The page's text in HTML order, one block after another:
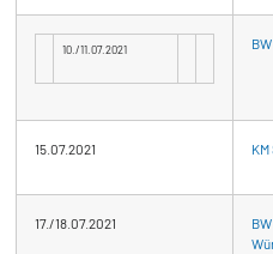
10./11.07.2021
15.07.2021
17./18.07.2021